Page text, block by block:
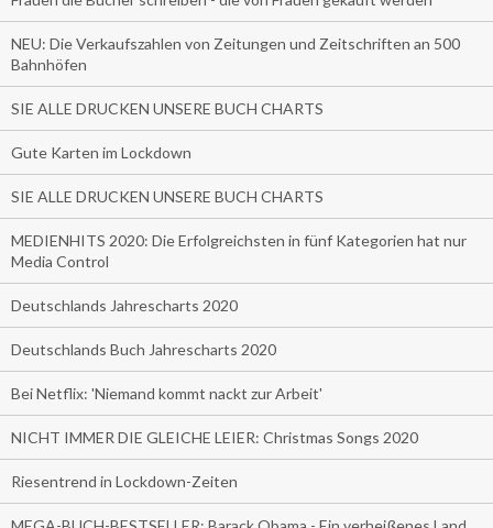
NEU: Die Verkaufszahlen von Zeitungen und Zeitschriften an 500
Bahnhöfen
SIE ALLE DRUCKEN UNSERE BUCH CHARTS
Gute Karten im Lockdown
SIE ALLE DRUCKEN UNSERE BUCH CHARTS
MEDIENHITS 2020: Die Erfolgreichsten in fünf Kategorien hat nur
Media Control
Deutschlands Jahrescharts 2020
Deutschlands Buch Jahrescharts 2020
Bei Netflix: 'Niemand kommt nackt zur Arbeit'
NICHT IMMER DIE GLEICHE LEIER: Christmas Songs 2020
Riesentrend in Lockdown-Zeiten